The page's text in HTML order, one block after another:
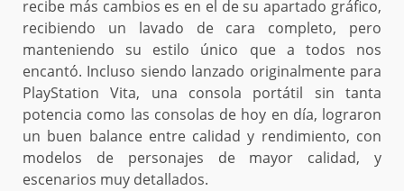
recibe más cambios es en el de su apartado gráfico,
recibiendo un lavado de cara completo, pero
manteniendo su estilo único que a todos nos
encantó. Incluso siendo lanzado originalmente para
PlayStation Vita, una consola portátil sin tanta
potencia como las consolas de hoy en día, lograron
un buen balance entre calidad y rendimiento, con
modelos de personajes de mayor calidad, y
escenarios muy detallados.